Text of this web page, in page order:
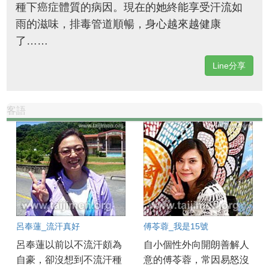
種下癌症體質的病因。現在的她終能享受汗流如
雨的滋味，排毒管道順暢，身心越來越健康
了……
Line分享
客語
呂奉蓮_流汗真好
呂奉蓮以前以不流汗頗為
自豪，卻沒想到不流汗種
傅苓蓉_我是15號
自小個性外向開朗善解人
意的傅苓蓉，常因易怒沒